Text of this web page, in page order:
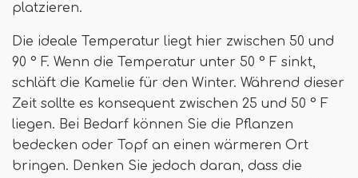
platzieren.
Die ideale Temperatur liegt hier zwischen 50 und
90 ° F. Wenn die Temperatur unter 50 ° F sinkt,
schläft die Kamelie für den Winter. Während dieser
Zeit sollte es konsequent zwischen 25 und 50 ° F
liegen. Bei Bedarf können Sie die Pflanzen
bedecken oder Topf an einen wärmeren Ort
bringen. Denken Sie jedoch daran, dass die